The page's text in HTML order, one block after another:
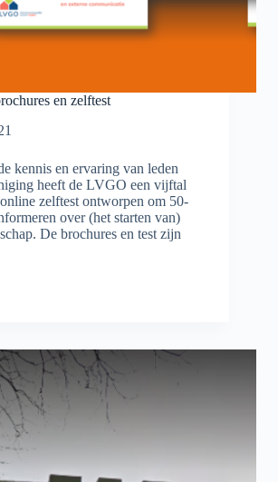
en zelftest
kennis en ervaring van leden
heeft de LVGO een vijftal
zelftest ontworpen om 50-
over (het starten van)
De brochures en test zijn